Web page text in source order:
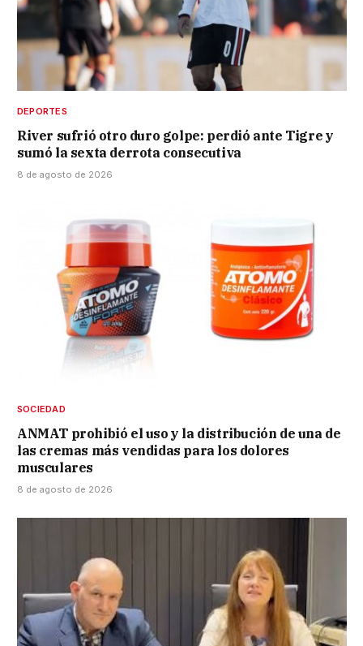
DEPORTES
River sufrió otro duro golpe: perdió ante Tigre y
sumó la sexta derrota consecutiva
8 de agosto de 2026
SOCIEDAD
ANMAT prohibió el uso y la distribución de una de
las cremas más vendidas para los dolores
musculares
8 de agosto de 2026